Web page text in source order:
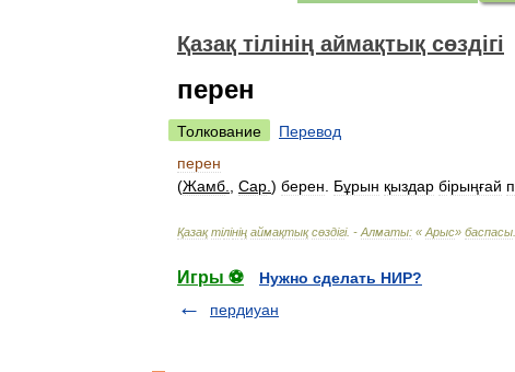
Қазақ тілінің аймақтық сөздігі
перен
Толкование
Перевод
перен
(Жамб Сар ) берен Бұрын қыздар бірыңғай п
Қазақ тілінің аймақтық сөздігі. - Алматы: « Арыс» баспасы
Игры ⚽
Нужно сделать НИР?
пердиуан